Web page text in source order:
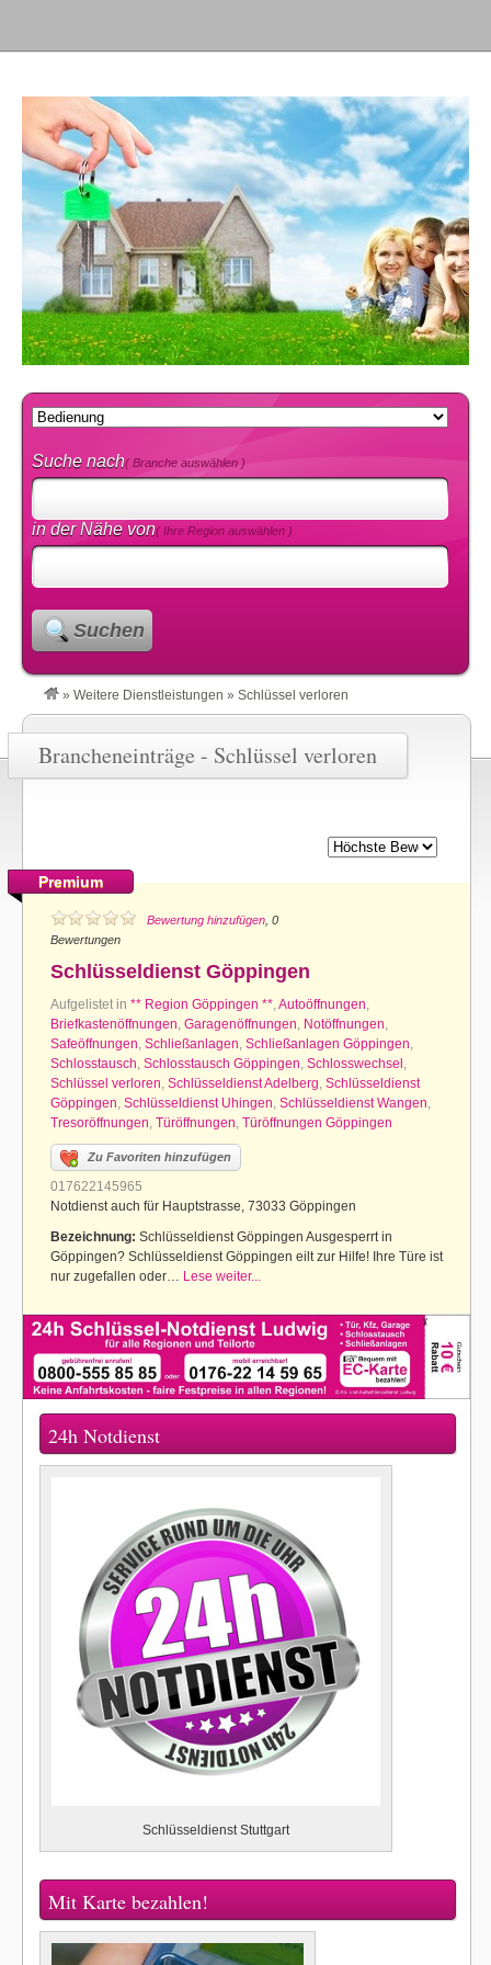
Suche nach( Branche auswählen )
in der Nähe von( Ihre Region auswählen )
Suchen
» Weitere Dienstleistungen » Schlüssel verloren
Brancheneinträge - Schlüssel verloren
Premium
Bewertung hinzufügen , 0
Bewertungen
Schlüsseldienst Göppingen
Aufgelistet in ** Region Göppingen **,Autoöffnungen,
Briefkastenöffnungen, Garagenöffnungen, Notöffnungen,
Safeöffnungen, Schließanlagen, Schließanlagen Göppingen,
Schlosstausch, Schlosstausch Göppingen, Schlosswechsel ,
Schlüssel verloren, Schlüsseldienst Adelberg, Schlüsseldienst
Göppingen, Schlüsseldienst Uhingen, Schlüsseldienst Wangen,
Tresoröffnungen, Türöffnungen, Türöffnungen Göppingen
Zu Favoriten hinzufügen
017622145965
Notdienst auch für Hauptstrasse, 73033 Göppingen
Bezeichnung: Schlüsseldienst Göppingen Ausgesperrt in
Göppingen? Schlüsseldienst Göppingen eilt zur Hilfe! Ihre Türe ist
nur zugefallen oder… Lese weiter...
24h Notdienst
Schlüsseldienst Stuttgart
Mit Karte bezahlen!